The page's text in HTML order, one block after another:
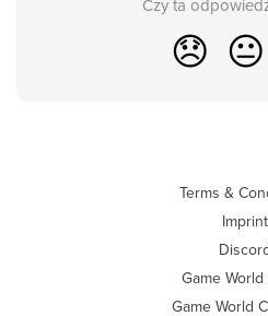
Czy ta
😞 😐
Terms &
Imprint
Game World
Game World